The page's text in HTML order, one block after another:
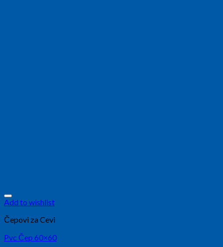
Add to wishlist
Čepovi za Cevi
Pvc Čep 60×60